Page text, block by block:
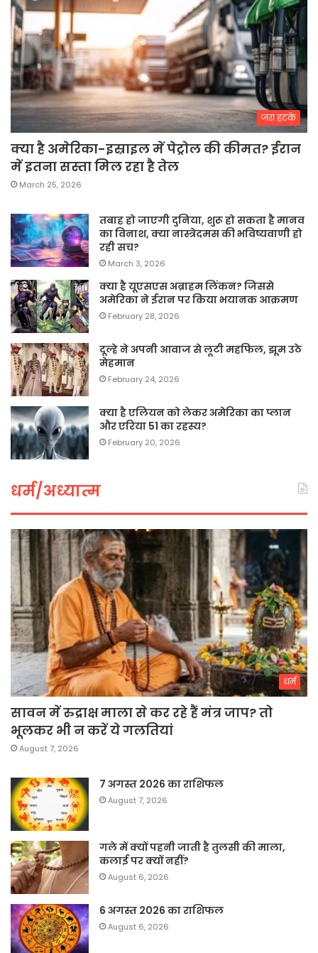
जरा हटके
क्या है अमेरिका-इस्राइल में पेट्रोल की कीमत? ईरान
में इतना सस्ता मिल रहा है तेल
March 25, 2026
तबाह हो जाएगी दुनिया, शुरू हो सकता है मानव
का विनाश, क्या नास्त्रेदमस की भविष्यवाणी हो
रही सच?
March 3, 2026
क्या है यूएसएस अब्राहम लिंकन? जिससे
अमेरिका ने ईरान पर किया भयानक आक्रमण
February 28, 2026
दूल्हे ने अपनी आवाज से लूटी महफिल, झूम उठे
मेहमान
February 24, 2026
क्या है एलियन को लेकर अमेरिका का प्लान
और एरिया 51 का रहस्य?
February 20, 2026
धर्म/अध्यात्म
धर्म
सावन में रुद्राक्ष माला से कर रहे हैं मंत्र जाप? तो
भूलकर भी न करें ये गलतियां
August 7, 2026
7 अगस्त 2026 का राशिफल
August 7, 2026
गले में क्यों पहनी जाती है तुलसी की माला,
कलाई पर क्यों नहीं?
August 6, 2026
6 अगस्त 2026 का राशिफल
August 6, 2026